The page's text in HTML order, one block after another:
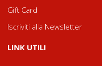
Gift Card
Iscriviti alla Newsletter
LINK UTILI